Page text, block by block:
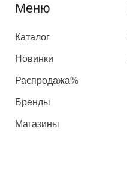
Меню
Каталог
Новинки
Распродажа%
Бренды
Магазины